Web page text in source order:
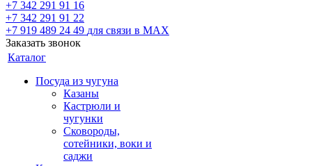
+7 342 291 91 16
+7 342 291 91 22
+7 919 489 24 49 для связи в МАХ
Заказать звонок
Каталог
Посуда из чугуна
Казаны
Кастрюли и
чугунки
Сковороды,
сотейники, воки и
саджи